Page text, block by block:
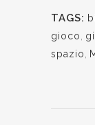
TAGS:
gioco
spazio